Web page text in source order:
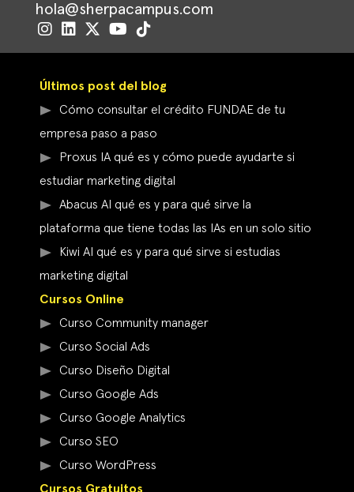
hola@sherpacampus.com
Últimos post del blog
Cómo consultar el crédito FUNDAE de tu
empresa paso a paso
Proxus IA qué es y cómo puede ayudarte si
estudiar marketing digital
Abacus AI qué es y para qué sirve la
plataforma que tiene todas las IAs en un solo sitio
Kiwi AI qué es y para qué sirve si estudias
marketing digital
Cursos Online
Curso Community manager
Curso Social Ads
Curso Diseño Digital
Curso Google Ads
Curso Google Analytics
Curso SEO
Curso WordPress
Cursos Gratuitos